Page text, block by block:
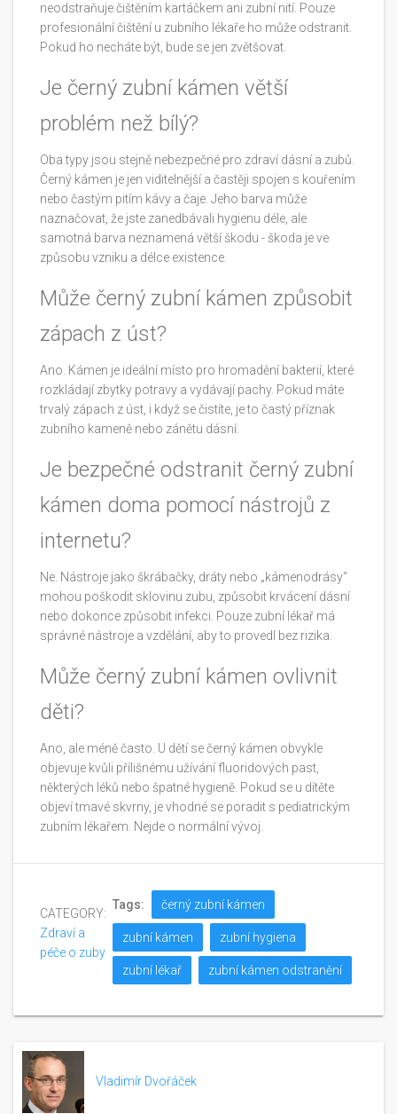
neodstraňuje čištěním kartáčkem ani zubní nití. Pouze
profesionální čištění u zubního lékaře ho může odstranit.
Pokud ho necháte být, bude se jen zvětšovat.
Je černý zubní kámen větší
problém než bílý?
Oba typy jsou stejně nebezpečné pro zdraví dásní a zubů.
Černý kámen je jen viditelnější a častěji spojen s kouřením
nebo častým pitím kávy a čaje. Jeho barva může
naznačovat, že jste zanedbávali hygienu déle, ale
samotná barva neznamená větší škodu - škoda je ve
způsobu vzniku a délce existence.
Může černý zubní kámen způsobit
zápach z úst?
Ano. Kámen je ideální místo pro hromadění bakterií, které
rozkládají zbytky potravy a vydávají pachy. Pokud máte
trvalý zápach z úst, i když se čistíte, je to častý příznak
zubního kameně nebo zánětu dásní.
Je bezpečné odstranit černý zubní
kámen doma pomocí nástrojů z
internetu?
Ne. Nástroje jako škrábačky, dráty nebo „kámenodrásy“
mohou poškodit sklovinu zubu, způsobit krvácení dásní
nebo dokonce způsobit infekci. Pouze zubní lékař má
správné nástroje a vzdělání, aby to provedl bez rizika.
Může černý zubní kámen ovlivnit
děti?
Ano, ale méně často. U dětí se černý kámen obvykle
objevuje kvůli přílišnému užívání fluoridových past,
některých léků nebo špatné hygieně. Pokud se u dítěte
objeví tmavé skvrny, je vhodné se poradit s pediatrickým
zubním lékařem. Nejde o normální vývoj.
CATEGORY:
Zdraví a
péče o zuby
Tags: černý zubní kámen
zubní kámen zubní hygiena
zubní lékař zubní kámen odstranění
Vladimír Dvořáček